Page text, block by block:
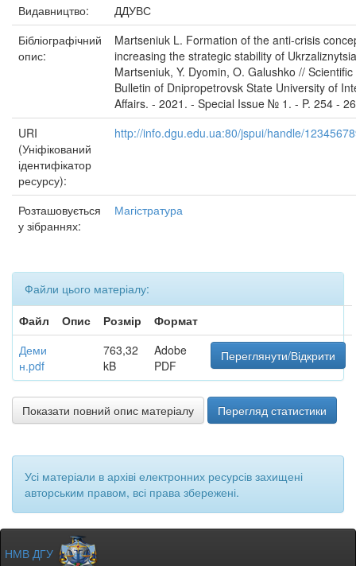
Видавництво:
ДДУВС
Бібліографічний
опис:
Martseniuk L. Formation of the anti-crisis
increasing the strategic stability of
Martseniuk, Y. Dyomin, O. Galushko // Scientific
Bulletin of Dnipropetrovsk State University of
Affairs. - 2021. - Special Issue № 1. - P. 254 -
URI
(Уніфікований
ідентифікатор
ресурсу):
http://info.dgu.edu.ua:80/jspui/handle/
Розташовується
у зібраннях:
Магістратура
Файли цього матеріалу:
Файл
Опис Розмір
Формат
Деми
н.pdf
763,32
kB
Adobe
PDF
Переглянути/Відкрити
Показати повний опис матеріалу Перегляд статистики
Усі матеріали в архіві електронних ресурсів захищені
авторським правом, всі права збережені.
НМВ ДГУ